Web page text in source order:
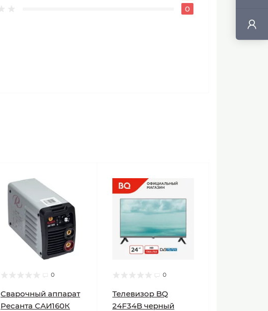
0
0
Сварочный аппарат
Ресанта САИ160К
0
Телевизор BQ
24F34B черный